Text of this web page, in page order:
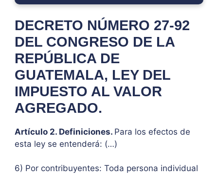
DECRETO NÚMERO 27-92
DEL CONGRESO DE LA
REPÚBLICA DE
GUATEMALA, LEY DEL
IMPUESTO AL VALOR
AGREGADO.
Artículo 2. Definiciones. Para los efectos de
esta ley se entenderá: (…)
6) Por contribuyentes: Toda persona individual